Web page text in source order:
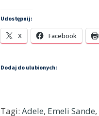
Udostępnij:
X Facebook
Dodaj do ulubionych:
Tagi: Adele, Emeli Sande,